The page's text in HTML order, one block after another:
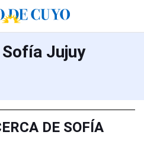
Jujuy
DE SOFÍA